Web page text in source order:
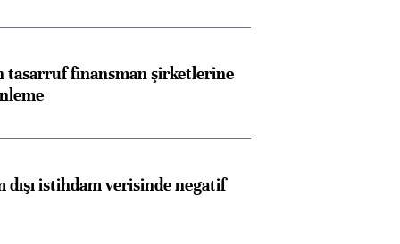
tasarruf finansman şirketlerine
dışı istihdam verisinde negatif